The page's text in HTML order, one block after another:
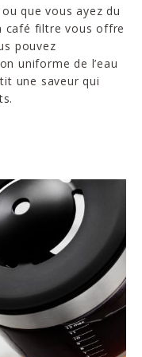
que vous ayez du
café filtre vous offre
pouvez
uniforme de l’eau
une saveur qui